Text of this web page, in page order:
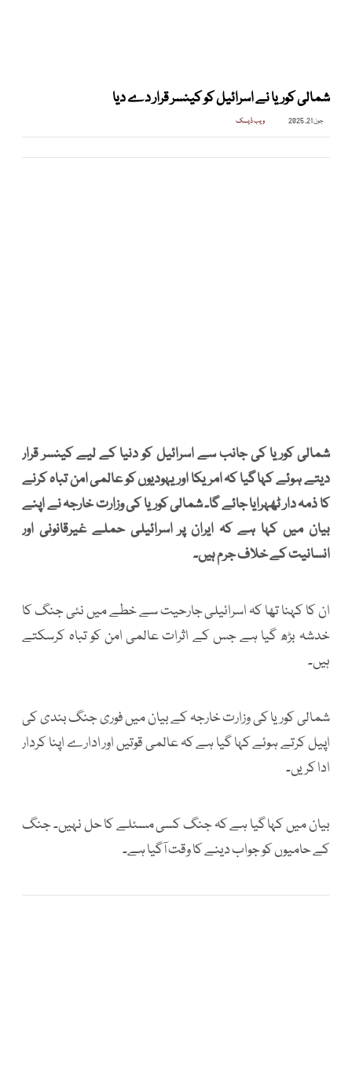
شمالی کوریا نے اسرائیل کو کینسر قرار دے دیا
جون 21, 2025 ویب ڈیسک
شمالی کوریا کی جانب سے اسرائیل کو دنیا کے لیے کینسر قرار
دیتے ہوئے کہا گیا کہ امریکا اور یہودیوں کو عالمی امن تباہ کرنے
کا ذمہ دار ٹھہرایا جائے گا۔ شمالی کوریا کی وزارت خارجہ نے اپنے
بیان میں کہا ہے کہ ایران پر اسرائیلی حملے غیرقانونی اور
انسانیت کے خلاف جرم ہیں۔
ان کا کہنا تھا کہ اسرائیلی جارحیت سے خطے میں نئی جنگ کا
خدشہ بڑھ گیا ہے جس کے اثرات عالمی امن کو تباہ کرسکتے
ہیں۔
شمالی کوریا کی وزارت خارجہ کے بیان میں فوری جنگ بندی کی
اپیل کرتے ہوئے کہا گیا ہے کہ عالمی قوتیں اور ادارے اپنا کردار
ادا کریں۔
بیان میں کہا گیا ہے کہ جنگ کسی مسئلے کا حل نہیں۔ جنگ
کے حامیوں کو جواب دینے کا وقت آگیا ہے۔